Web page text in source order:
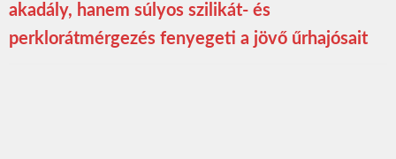
akadály, hanem súlyos szilikát- és
perklorátmérgezés fenyegeti a jövő űrhajósait